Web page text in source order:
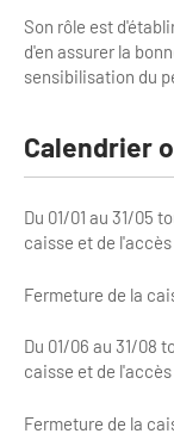
Son rôle est
d'en assurer la
sensibilisation du
Calendrier
Du 01/01 au 31/05
caisse et de l'accès
Fermeture de la
Du 01/06 au 31/08
caisse et de l'accès
Fermeture de la